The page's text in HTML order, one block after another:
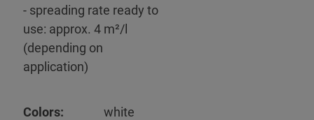
- spreading rate ready to
use: approx. 4 m²/l
(depending on
application)
Colors:
white